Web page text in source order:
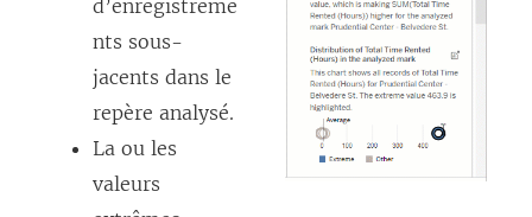
d’enregistreme
nts sous-
jacents dans le
repère analysé.
La ou les
valeurs